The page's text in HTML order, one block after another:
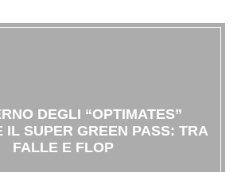
DEGLI “OPTIMATES”
IL SUPER GREEN PASS: TRA
FALLE E FLOP